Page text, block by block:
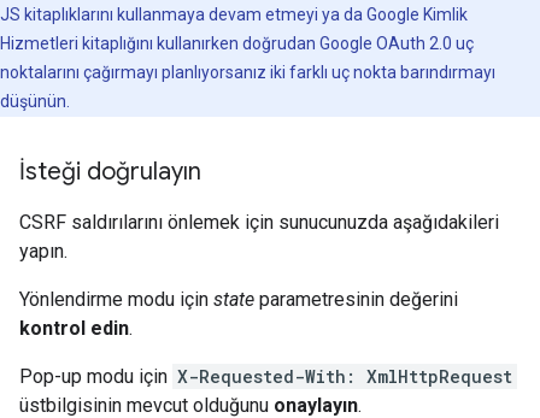
JS kitaplıklarını kullanmaya devam etmeyi ya da Google Kimlik
Hizmetleri kitaplığını kullanırken doğrudan Google OAuth 2.0 uç
noktalarını çağırmayı planlıyorsanız iki farklı uç nokta barındırmayı
düşünün.
İsteği doğrulayın
CSRF saldırılarını önlemek için sunucunuzda aşağıdakileri
yapın.
Yönlendirme modu için state parametresinin değerini
kontrol edin.
Pop-up modu için X-Requested-With: XmlHttpRequest
üstbilgisinin mevcut olduğunu onaylayın.